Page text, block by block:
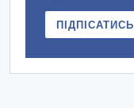
ПІДПІСАТИСЬ